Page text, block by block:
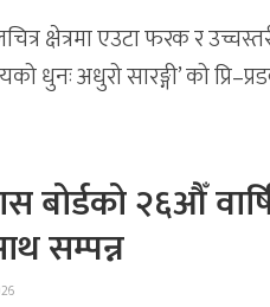
क्षेत्रमा एउटा फरक र
धुनः अधुरो सारङ्गी’ को
बोर्डको २६औँ
सम्पन्न